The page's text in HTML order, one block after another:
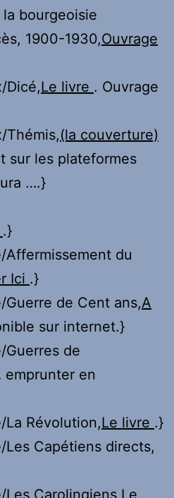
bourgeoisie
1900-1930,Ouvrage
Dicé,Le livre . Ouvrage
Thémis,(la couverture)
sur les plateformes
….}
.}
Affermissement du
Ici .}
Guerre de Cent ans,A
sur internet.}
Guerres de
emprunter en
La Révolution,Le livre .}
Les Capétiens directs,
Carolingiens, Le